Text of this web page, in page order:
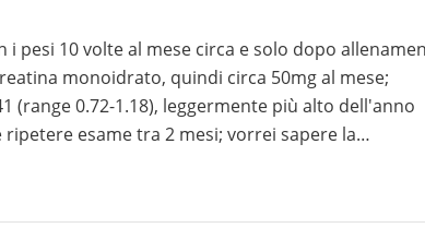
i pesi 10 volte al mese circa e solo dopo
monoidrato, quindi circa 50mg al mese;
(range 0.72-1.18), leggermente più alto dell'anno
esame tra 2 mesi; vorrei sapere la